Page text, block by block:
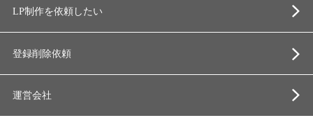
LP制作を依頼したい
登録削除依頼
運営会社